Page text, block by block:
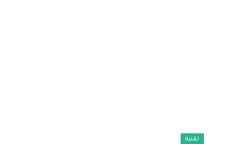
تقنية